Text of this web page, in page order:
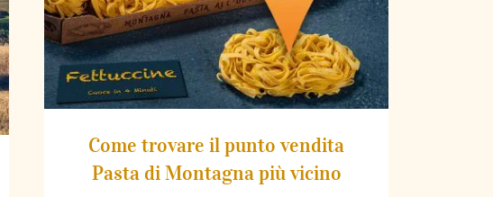
Come trovare il punto vendita Pasta di
Montagna più vicino
Come trovare il punto vendita
Pasta di Montagna più vicino